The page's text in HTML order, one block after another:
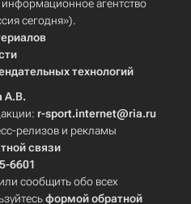
агентство
сегодня»).
технологий
А.В.
r-sport.internet@ria.ru
релизов и рекламы
связи
6601
сообщить обо всех
формой обратной